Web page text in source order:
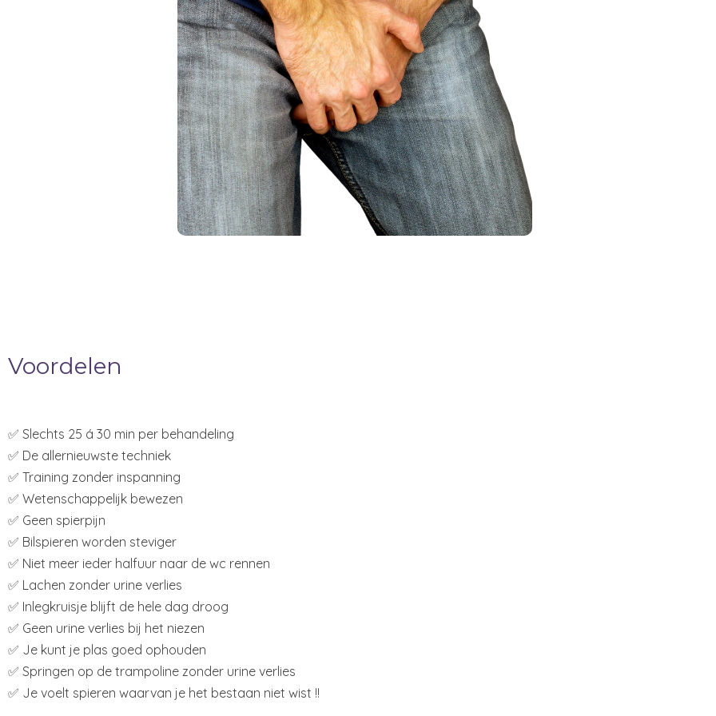
Voordelen
✅ Slechts 25 á 30 min per behandeling
✅ De allernieuwste techniek
✅ Training zonder inspanning
✅ Wetenschappelijk bewezen
✅ Geen spierpijn
✅ Bilspieren worden steviger
✅ Niet meer ieder halfuur naar de wc rennen
✅ Lachen zonder urine verlies
✅ Inlegkruisje blijft de hele dag droog
✅ Geen urine verlies bij het niezen
✅ Je kunt je plas goed ophouden
✅ Springen op de trampoline zonder urine verlies
✅ Je voelt spieren waarvan je het bestaan niet wist !!